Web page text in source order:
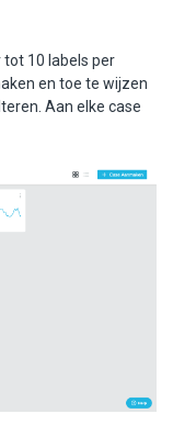
tot 10 labels per
en toe te wijzen
Aan elke case